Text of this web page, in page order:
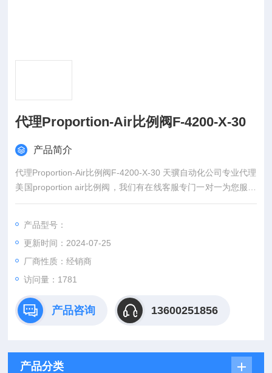
代理Proportion-Air比例阀F-4200-X-30
产品简介
代理Proportion-Air比例阀F-4200-X-30 天骥自动化公司专业代理
美国proportion air比例阀，我们有在线客服专门一对一为您服务
解答，专业供应Proportion-Air比例阀质量稳定，价格合理，交货
产品型号：
更新时间：2024-07-25
厂商性质：经销商
访问量：1781
产品咨询 13600251856
产品分类